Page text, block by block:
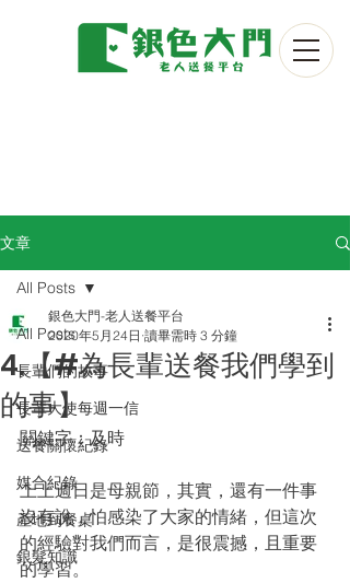
文章
All Posts
長輩們的故事
長輩大使每週一信
送餐關懷紀錄
媒合紀錄
產地到餐桌
銀髮知識
All Posts
4.【#為長輩送餐我們學到
的事】
銀色大門-老人送餐平台
2020年5月24日 讀畢需時 3 分鐘
關鍵字：及時
上上週日是母親節，其實，還有一件事
沒有說，怕感染了大家的情緒，但這次
的經驗對我們而言，是很震撼，且重要
的學習。